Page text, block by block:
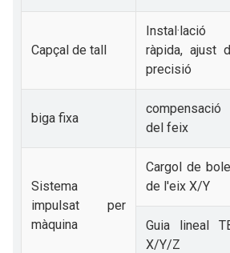
Capçal de tall
Instal·lació
ràpida, ajust
precisió
biga fixa
compensació
del feix
Sistema
impulsat per
màquina
Cargol de
de l'eix X/Y
Guia lineal
X/Y/Z